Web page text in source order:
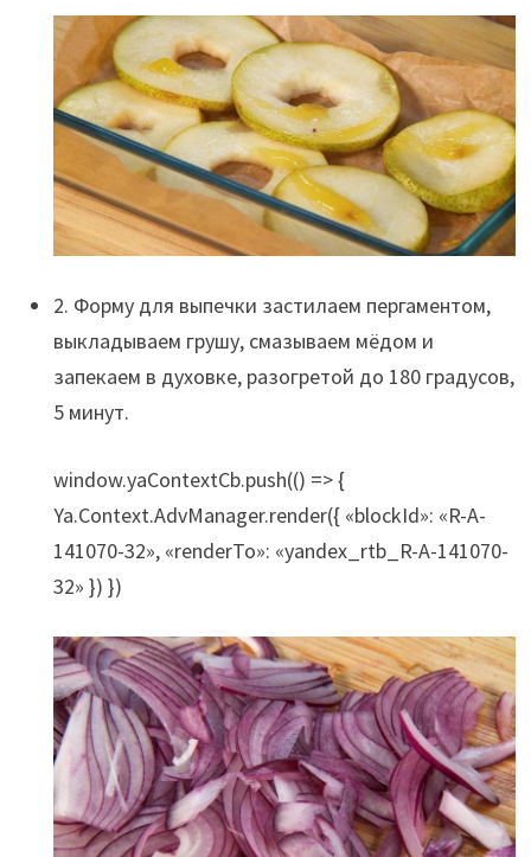
2. Форму для выпечки застилаем пергаментом,
выкладываем грушу, смазываем мёдом и
запекаем в духовке, разогретой до 180 градусов,
5 минут.
window.yaContextCb.push(() => {
Ya.Context.AdvManager.render({ «blockId»: «R-A-
141070-32», «renderTo»: «yandex_rtb_R-A-141070-
32» }) })